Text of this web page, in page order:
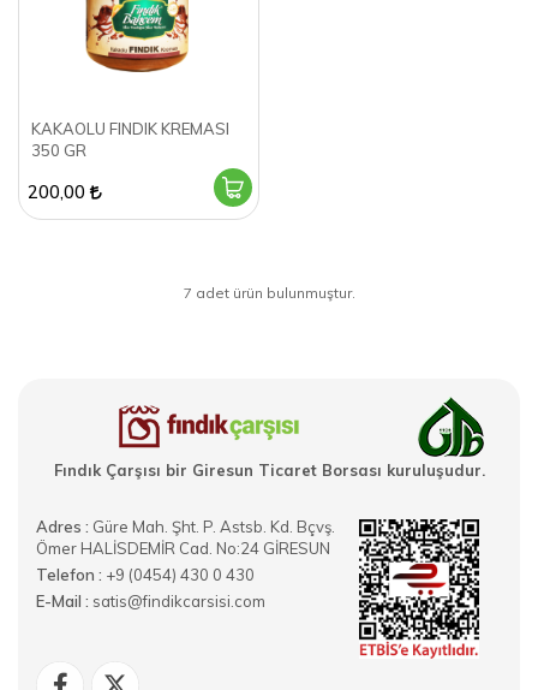
KAKAOLU FINDIK KREMASI
350 GR
200,00
7 adet ürün bulunmuştur.
Fındık Çarşısı bir Giresun Ticaret Borsası kuruluşudur.
Adres : Güre Mah. Şht. P. Astsb. Kd. Bçvş.
Ömer HALİSDEMİR Cad. No:24 GİRESUN
Telefon : +9 (0454) 430 0 430
E-Mail : satis@findikcarsisi.com